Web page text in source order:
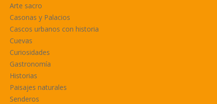
Arte sacro
Casonas y Palacios
Cascos urbanos con historia
Cuevas
Curiosidades
Gastronomía
Historias
Paisajes naturales
Senderos